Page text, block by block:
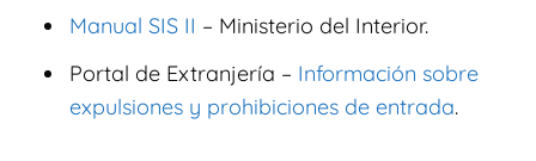
Manual SIS II – Ministerio del Interior.
Portal de Extranjería – Información sobre
expulsiones y prohibiciones de entrada.